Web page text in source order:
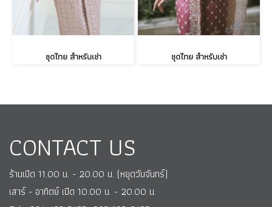
ชุดไทย สำหรับเช่า ชุดไทย สำหรับเช่า
CONTACT US
ร้านเปิด 11.00 น. - 20.00 น. (หยุดวันจันทร์)
เสาร์ - อาทิตย์ เปิด 10.00 น. - 20.00 น.